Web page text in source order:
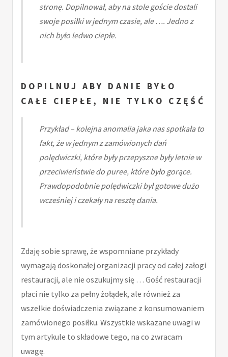
stronę. Dopilnował, aby na stole goście dostali
swoje posiłki w jednym czasie, ale …. Jedno z
nich było ledwo ciepłe.
DOPILNUJ ABY DANIE BYŁO
CAŁE CIEPŁE, NIE TYLKO CZĘŚĆ
Przykład – kolejna anomalia jaka nas spotkała to
fakt, że w jednym z zamówionych dań
polędwiczki, które były przepyszne były letnie w
przeciwieństwie do puree, które było gorące.
Prawdopodobnie polędwiczki był gotowe dużo
wcześniej i czekały na resztę dania.
Zdaję sobie sprawę, że wspomniane przykłady
wymagają doskonałej organizacji pracy od całej załogi
restauracji, ale nie oszukujmy się … Gość restauracji
płaci nie tylko za pełny żołądek, ale również za
wszelkie doświadczenia związane z konsumowaniem
zamówionego posiłku. Wszystkie wskazane uwagi w
tym artykule to składowe tego, na co zwracam
uwagę.